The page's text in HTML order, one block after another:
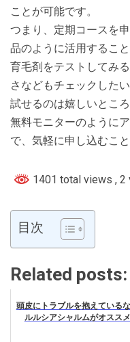
ことが可能です。
つまり、定期コースを
品のように活用すること
育毛剤をテストしてみ
さなどもチェックした
試せるのは嬉しいところ
無料モニターのように
で、気軽に申し込むこ
1401 total views , 2
目次
Related posts:
頭皮にトラブルを抱えている
ルルシアシャルムがオススメ